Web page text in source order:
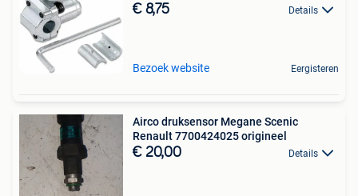
€ 8,75 Details
Bezoek website Eergisteren
Airco druksensor Megane Scenic
Renault 7700424025 origineel
€ 20,00 Details